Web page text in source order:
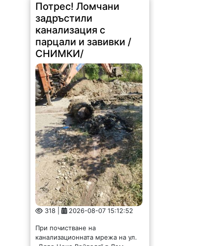
Потрес! Ломчани
задръстили
канализация с
парцали и завивки /
СНИМКИ/
318 | 2026-08-07 15:12:52
При почистване на
канализационната мрежа на ул.